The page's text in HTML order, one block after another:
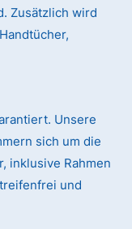
Zusätzlich wird
Unsere
sich um die
inklusive Rahmen
und